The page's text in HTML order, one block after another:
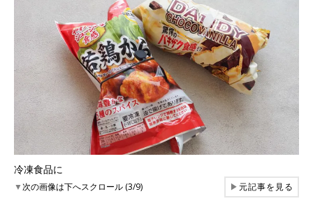
冷凍食品に
▼次の画像は下へスクロール (3/9) ▶元記事を見る